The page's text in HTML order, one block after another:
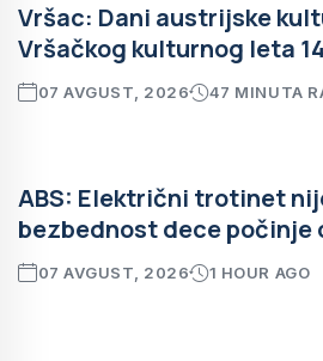
Vršac: Dani austrijske
Vršačkog kulturnog leta
07 AVGUST, 2026 47 MINUTA
ABS: Električni trotinet
bezbednost dece počinje
07 AVGUST, 2026 1 HOUR AGO